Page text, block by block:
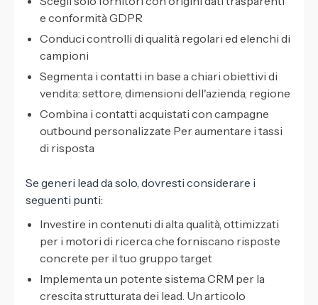
e conformità GDPR
Conduci controlli di qualità regolari ed elenchi di
campioni
Segmenta i contatti in base a chiari obiettivi di
vendita: settore, dimensioni dell'azienda, regione
Combina i contatti acquistati con campagne
outbound personalizzate Per aumentare i tassi
di risposta
Se generi lead da solo, dovresti considerare i
seguenti punti:
Investire in contenuti di alta qualità, ottimizzati
per i motori di ricerca che forniscano risposte
concrete per il tuo gruppo target
Implementa un potente sistema CRM per la
crescita strutturata dei lead. Un articolo